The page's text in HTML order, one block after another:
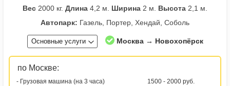
Вес 2000 кг. Длина 4,2 м. Ширина 2 м. Высота 2,1 м.
Автопарк: Газель, Портер, Хендай, Соболь
Основные услуги Москва → Новохопёрск
по Москве:
- Грузовая машина (на 3 часа)
1500 - 2000 руб.